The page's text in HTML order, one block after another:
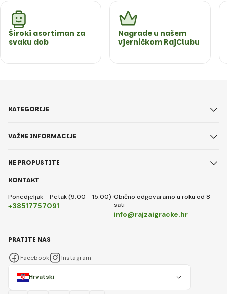
Široki asortiman za
svaku dob
Nagrade u našem
vjerničkom RajClubu
KONTAKT
Ponedjeljak - Petak (9:00 - 15:00)
+38517757091
Obično odgovaramo u roku od 8
sati
info@rajzaigracke.hr
KATEGORIJE
VAŽNE INFORMACIJE
NE PROPUSTITE
Hrvatski
PRATITE NAS
Facebook Instagram